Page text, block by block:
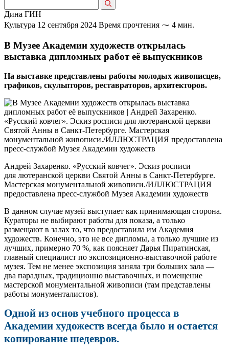
Дина ГИН
Культура 12 сентября 2024 Время прочтения ⁓ 4 мин.
В Музее Академии художеств открылась
выставка дипломных работ её выпускников
На выставке представлены работы молодых живописцев,
графиков, скульпторов, реставраторов, архитекторов.
Андрей Захаренко. «Русский ковчег». Эскиз росписи
для лютеранской церкви Святой Анны в Санкт-Петербурге.
Мастерская монументальной живописи./ИЛЛЮСТРАЦИЯ
предоставлена пресс-службой Музея Академии художеств
В данном случае музей выступает как принимающая сторона.
Кураторы не выбирают работы для показа, а только
размещают в залах то, что предоставила им Академия
художеств. Конечно, это не все дипломы, а только лучшие из
лучших, примерно 70 %, как поясняет Дарья Пиратинская,
главный специалист по экспозиционно-выставочной работе
музея. Тем не менее экспозиция заняла три больших зала —
два парадных, традиционно выставочных, и помещение
мастерской монументальной живописи (там представлены
работы монументалистов).
Одной из основ учебного процесса в
Академии художеств всегда было и остается
копирование шедевров.